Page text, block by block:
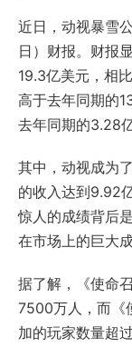
近日，动视暴雪
日）财报。财报
19.3亿美元，相
高于去年同期的
去年同期的3.28
其中，动视成为
的收入达到9.92
惊人的成绩背后
在市场上的巨大成
据了解，《使命
7500万人，而《
加的玩家数量超